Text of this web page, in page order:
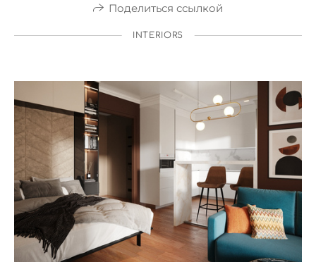
Поделиться ссылкой
INTERIORS